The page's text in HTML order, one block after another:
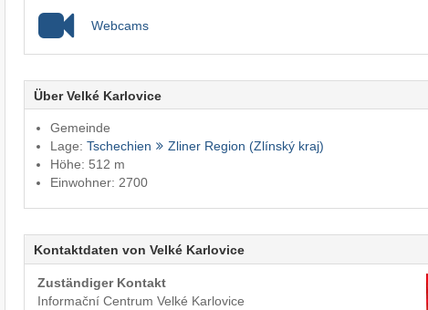
Webcams
Über Velké Karlovice
Gemeinde
Lage: Tschechien
Zliner Region (Zlínský kraj)
Höhe: 512 m
Einwohner: 2700
Kontaktdaten von Velké Karlovice
Zuständiger Kontakt
Informační Centrum Velké Karlovice